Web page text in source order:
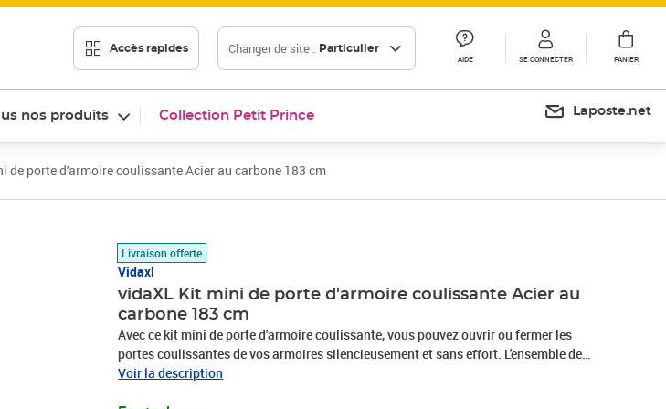
Accès rapides Changer de site : Particulier
AIDE SE CONNECTER PANIER
nos produits Collection Petit Prince Laposte.net
de porte d'armoire coulissante Acier au carbone 183 cm
Livraison offerte
Vidaxl
vidaXL Kit mini de porte d'armoire coulissante Acier au
carbone 183 cm
Avec ce kit mini de porte d'armoire coulissante, vous pouvez ouvrir ou fermer les
portes coulissantes de vos armoires silencieusement et sans effort. L'ensemble de
rails de porte coulissante s'adapte à presque tout décor grâce à son design compact
Voir la description
Prix barré 41,99 €
Prix 36,33€